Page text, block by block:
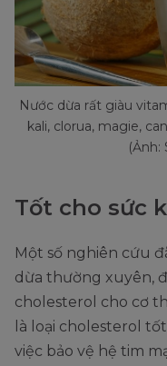
Nước dừa rất giàu
kali, clorua, magie,
Tốt cho sức
Một số nghiên cứu
dừa thường xuyên,
cholesterol cho cơ
là loại cholesterol
việc bảo vệ hệ tim